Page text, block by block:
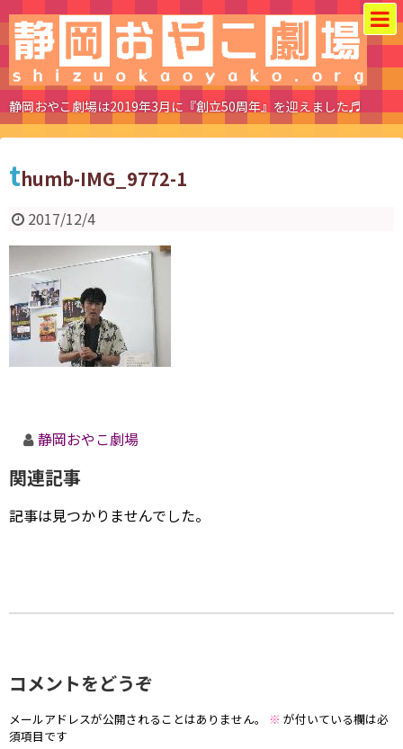
静岡おやこ劇場は2019年3月に『創立50周年』を迎えました♬
thumb-IMG_9772-1
2017/12/4
静岡おやこ劇場
関連記事
記事は見つかりませんでした。
コメントをどうぞ
メールアドレスが公開されることはありません。 ※ が付いている欄は必
須項目です